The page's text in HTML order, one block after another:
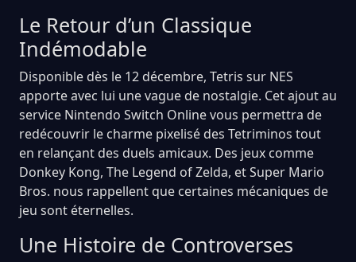
Le Retour d’un Classique
Indémodable
Disponible dès le 12 décembre, Tetris sur NES
apporte avec lui une vague de nostalgie. Cet ajout au
service Nintendo Switch Online vous permettra de
redécouvrir le charme pixelisé des Tetriminos tout
en relançant des duels amicaux. Des jeux comme
Donkey Kong, The Legend of Zelda, et Super Mario
Bros. nous rappellent que certaines mécaniques de
jeu sont éternelles.
Une Histoire de Controverses